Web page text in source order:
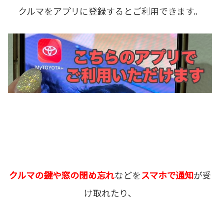
クルマをアプリに登録するとご利用できます。
クルマの鍵や窓の閉め忘れなどをスマホで通知が受
け取れたり、